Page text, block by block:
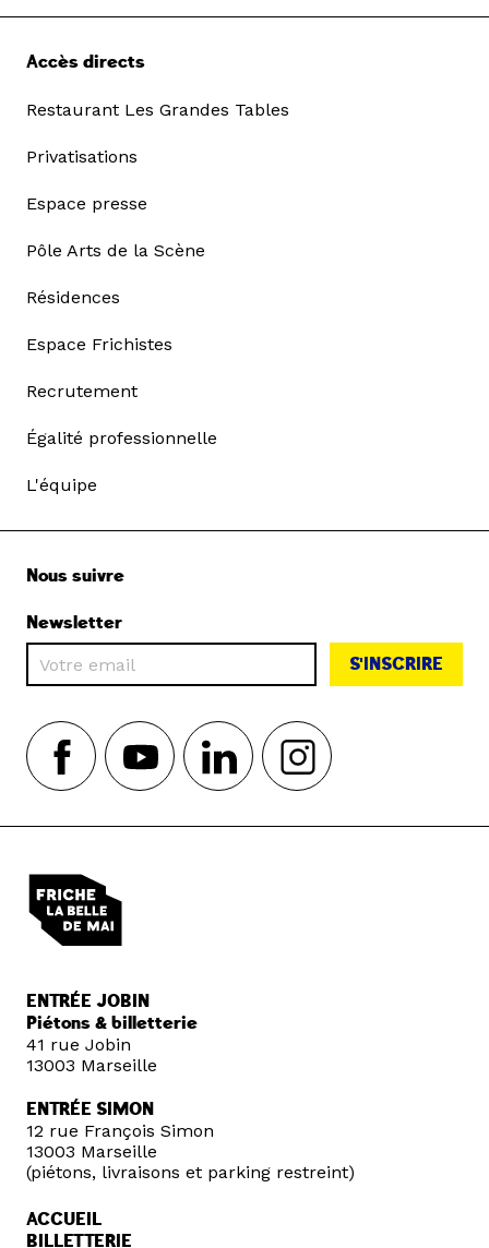
Accès directs
Restaurant Les Grandes Tables
Privatisations
Espace presse
Pôle Arts de la Scène
Résidences
Espace Frichistes
Recrutement
Égalité professionnelle
L'équipe
Nous suivre
Newsletter
S'INSCRIRE
ENTRÉE JOBIN
Piétons & billetterie
41 rue Jobin
13003 Marseille
ENTRÉE SIMON
12 rue François Simon
13003 Marseille
(piétons, livraisons et parking restreint)
ACCUEIL
BILLETTERIE